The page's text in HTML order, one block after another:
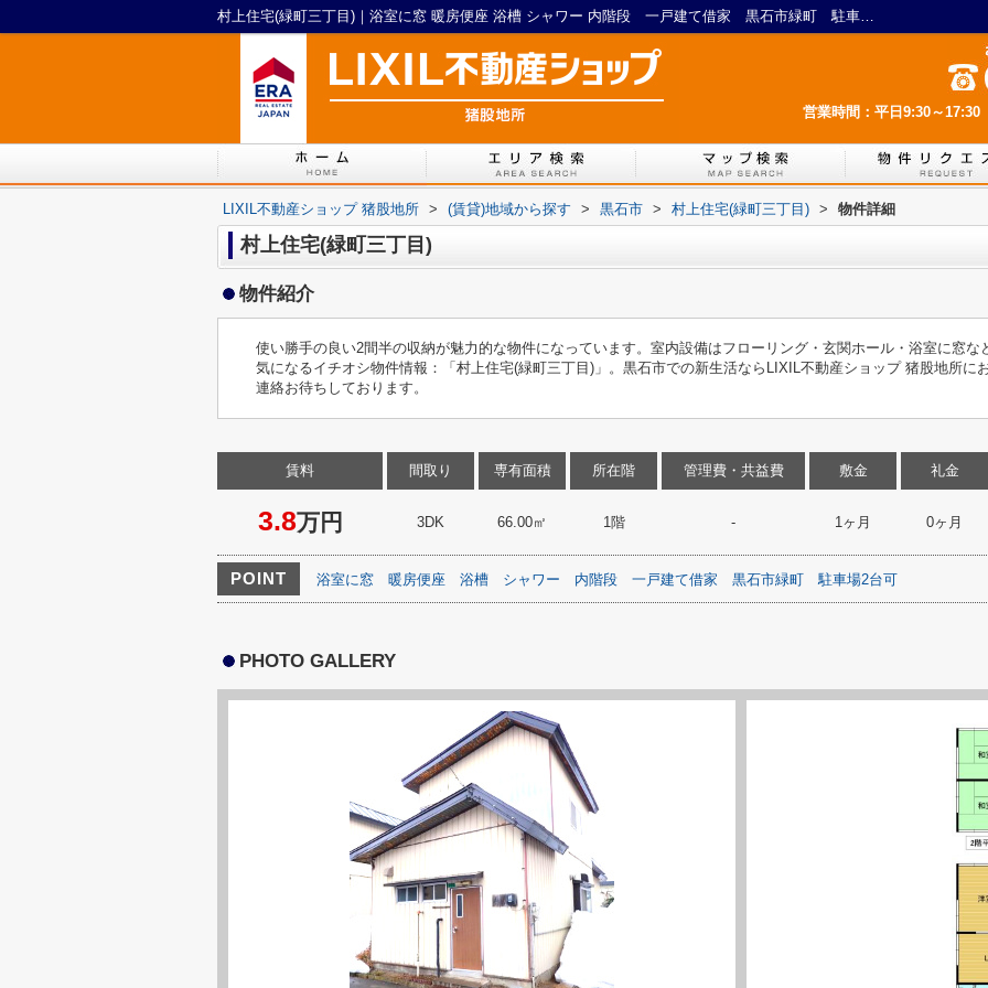
村上住宅(緑町三丁目)｜浴室に窓 暖房便座 浴槽 シャワー 内階段 一戸建て借家 黒石市緑町 駐車場2台可｜LIXIL不動産ショップ 猪股地所
営業時間：平日9:30～
LIXIL不動産ショップ 猪股地所 > (賃貸)地域から探す > 黒石市 > 村上住宅(緑町三丁目) > 物件詳細
村上住宅(緑町三丁目)
物件紹介
使い勝手の良い2間半の収納が魅力的な物件になっています。室内設備はフローリング・玄関ホール・浴室に窓
気になるイチオシ物件情報：「村上住宅(緑町三丁目)」。黒石市での新生活ならLIXIL不動産ショップ 猪股地所に
連絡お待ちしております。
賃料
3.8万円
間取り
3DK
専有面積
66.00㎡
所在階
1階
管理費・共益費
-
敷金
1ヶ月
礼金
0ヶ月
POINT 浴室に窓 暖房便座 浴槽 シャワー 内階段 一戸建て借家 黒石市緑町 駐車場2台可
PHOTO GALLERY